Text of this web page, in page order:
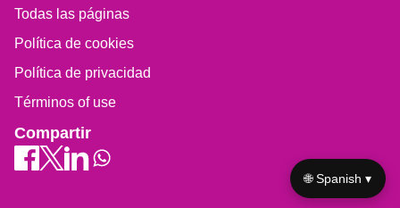
Todas las páginas
Política de cookies
Política de privacidad
Términos of use
Compartir
🌐 Spanish ▾